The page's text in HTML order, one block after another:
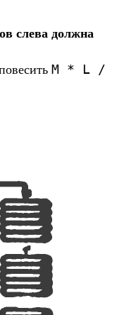
слева должна
M * L /